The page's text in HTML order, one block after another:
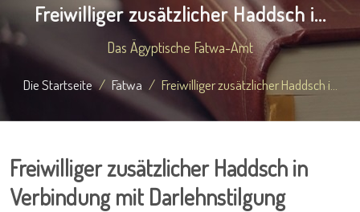
Freiwilliger zusätzlicher Haddsch i...
Das Ägyptische Fatwa-Amt
Die Startseite Fatwa Freiwilliger zusätzlicher Haddsch i...
Freiwilliger zusätzlicher Haddsch in
Verbindung mit Darlehnstilgung